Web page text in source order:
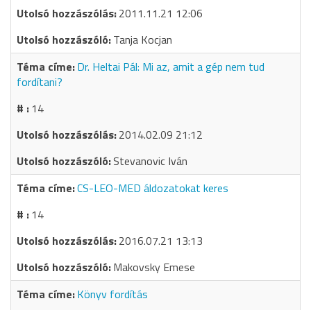
2011.11.21 12:06
Tanja Kocjan
Dr. Heltai Pál: Mi az, amit a gép nem tud
fordítani?
14
2014.02.09 21:12
Stevanovic Iván
CS-LEO-MED áldozatokat keres
14
2016.07.21 13:13
Makovsky Emese
Könyv fordítás